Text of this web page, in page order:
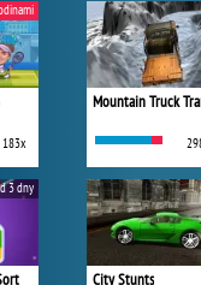
183x
3 dny
Mountain Truck
City Stunts